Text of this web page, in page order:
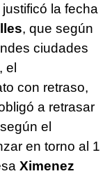
la fecha
, que según
ciudades
el
con retraso,
a retrasar
el
en torno al 1
Ximenez